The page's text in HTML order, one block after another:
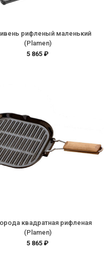
рифленый маленький
(Plamen)
5 865 ₽
квадратная рифленая
(Plamen)
5 865 ₽